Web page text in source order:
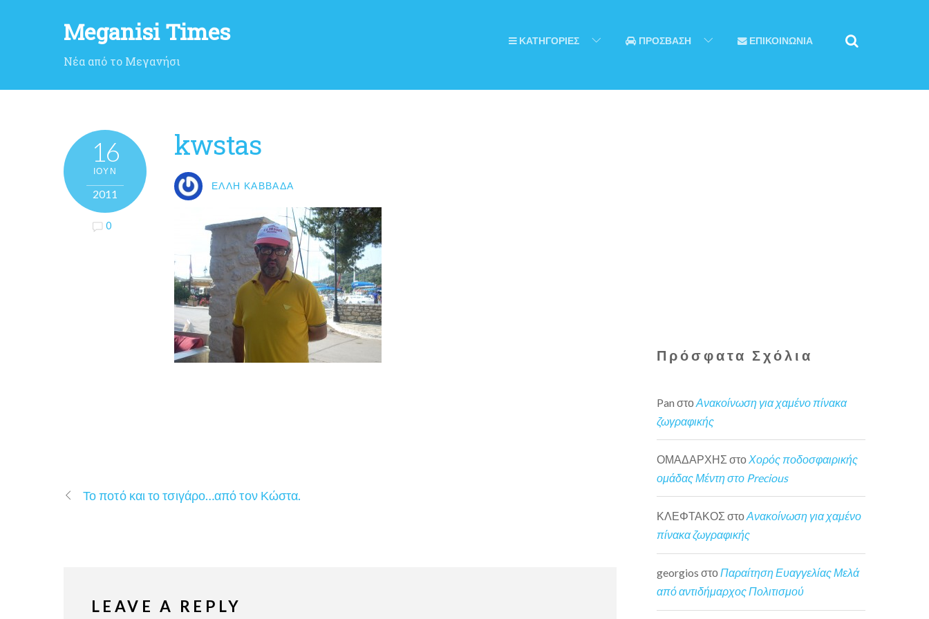
Meganisi Times
Νέα από το Μεγανήσι
ΚΑΤΗΓΟΡΙΕΣ ΠΡΟΣΒΑΣΗ ΕΠΙΚΟΙΝΩΝΙΑ
16
ΙΟΎΝ
2011
0
kwstas
ΈΛΛΗ ΚΑΒΒΑΔΆ
Το ποτό και το τσιγάρο…από τον Κώστα.
LEAVE A REPLY
Πρόσφατα Σχόλια
Pan στοΑνακοίνωση για χαμένο πίνακα
ζωγραφικής
ΟΜΑΔΑΡΧΗΣ στο Χορός ποδοσφαιρικής
ομάδας Μέντη στο Precious
ΚΛΕΦΤΑΚΟΣ στοΑνακοίνωση για χαμένο
πίνακα ζωγραφικής
georgios στοΠαραίτηση Ευαγγελίας Μελά
από αντιδήμαρχος Πολιτισμού